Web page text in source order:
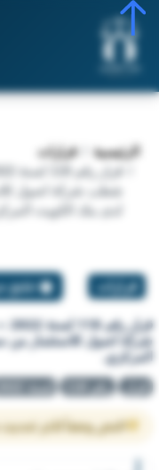
الرئيسية
قرارات
شطب شركة اصول
لدى بنك الكويت
قرارات تبليغ
شركة اصول للاستثمار من
المركزي.
قرار رقم 118 لسنة 2022
النص وفقاً لآخر تحديث في 05